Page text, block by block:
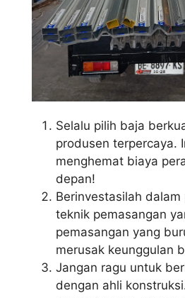
Selalu pilih baja
produsen terpercaya.
menghemat biaya
depan!
Berinvestasilah
teknik pemasangan
pemasangan yang
merusak keunggulan
Jangan ragu untuk
dengan ahli